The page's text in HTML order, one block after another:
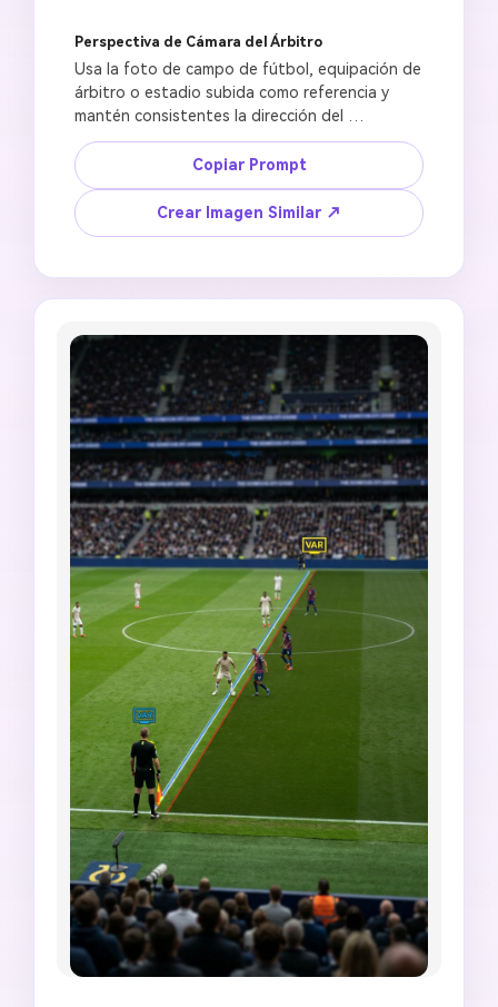
Perspectiva de Cámara del Árbitro
Usa la foto de campo de fútbol, equipación de
árbitro o estadio subida como referencia y
mantén consistentes la dirección del
movimiento, las líneas del campo y la
iluminación. Crea una imagen estilo cámara de
árbitro desde el punto de vista de un oficial de
partido, silbato y mano visibles en el borde del
encuadre, jugadores con equipaciones
fotografía deportiva inmersiva, recorte
ultrawide 21:9, sin señalización oficial, sin
superposición de transmisión falsa, sin líneas
de campo deformadas.
Copiar Prompt
Crear Imagen Similar ↗